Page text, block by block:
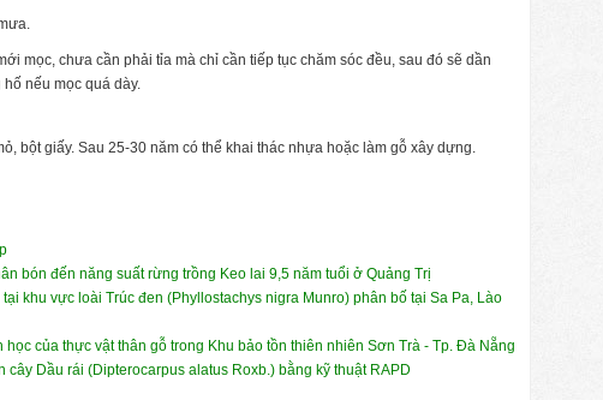
mọc, chưa cần phải tỉa mà chỉ cần tiếp tục chăm sóc đều, sau đó sẽ dần
nếu mọc quá dày.
bột giấy. Sau 25-30 năm có thể khai thác nhựa hoặc làm gỗ xây dựng.
bón đến năng suất rừng trồng Keo lai 9,5 năm tuổi ở Quảng Trị
khu vực loài Trúc đen (Phyllostachys nigra Munro) phân bố tại Sa Pa, Lào
học của thực vật thân gỗ trong Khu bảo tồn thiên nhiên Sơn Trà - Tp. Đà Nẵng
cây Dầu rái (Dipterocarpus alatus Roxb.) bằng kỹ thuật RAPD